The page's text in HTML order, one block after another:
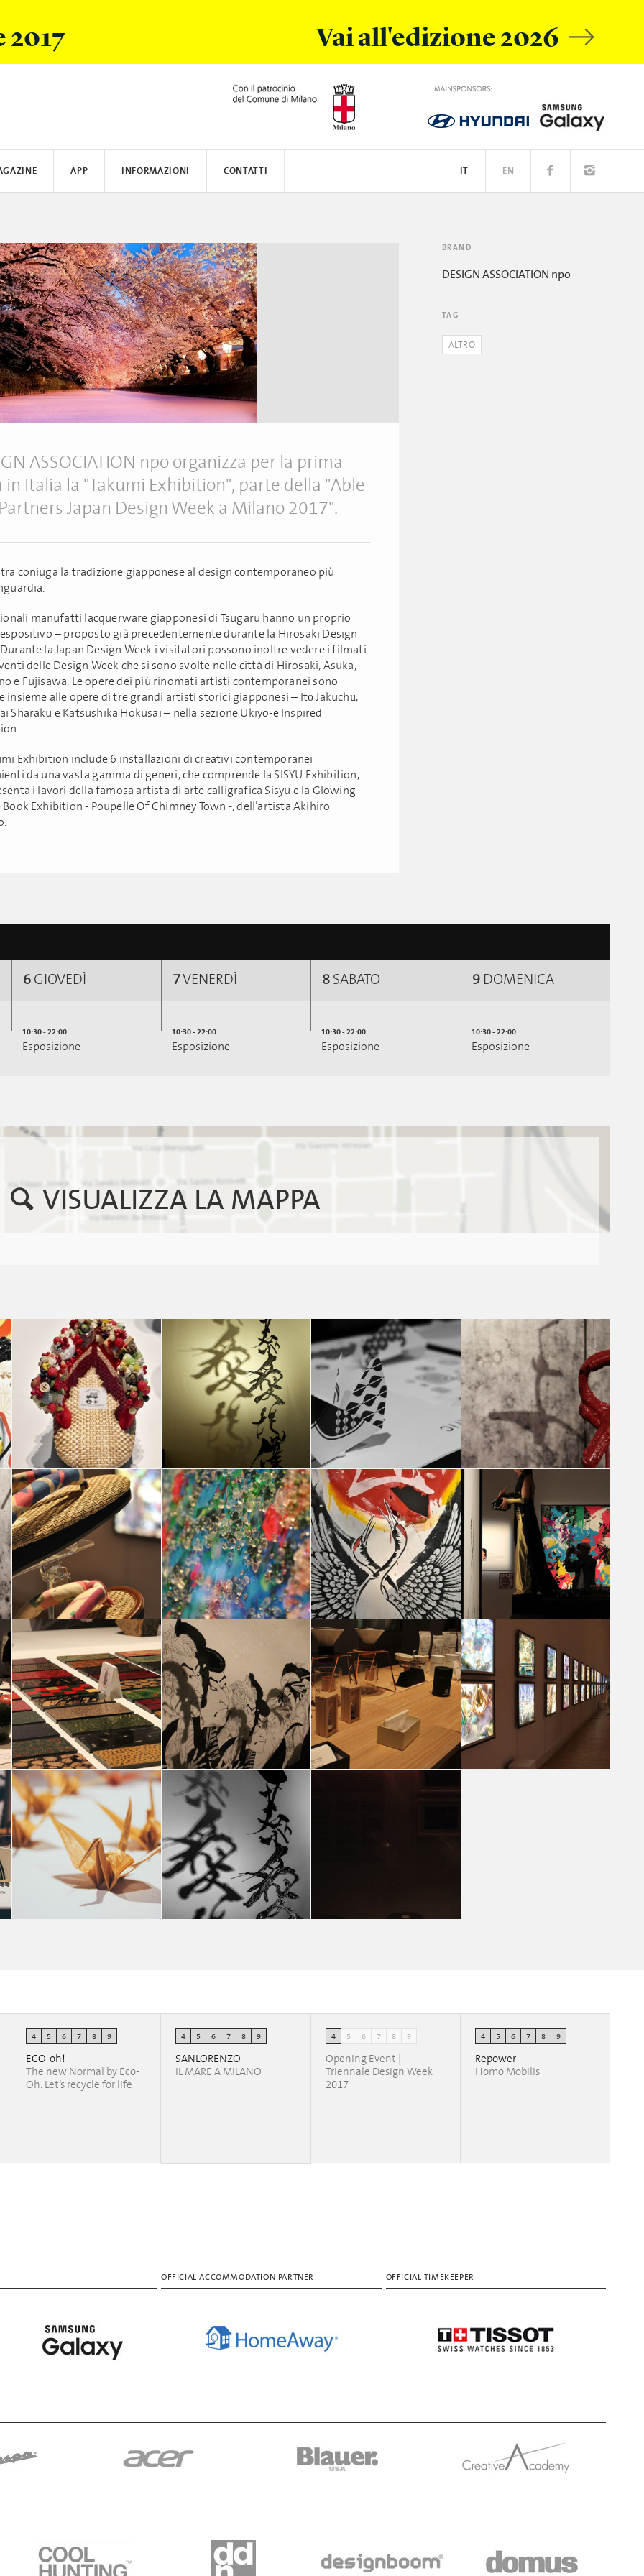
Vai all'edizione 2026
APP INFORMAZIONI CONTATTI EN
IT
ASSOCIATION npo organizza per la prima
in Italia la "Takumi Exhibition", parte della "Able
Japan Design Week a Milano 2017".
coniuga la tradizione giapponese al design contemporaneo più
manufatti lacquerware giapponesi di Tsugaru hanno un proprio
– proposto già precedentemente durante la Hirosaki Design
la Japan Design Week i visitatori possono inoltre vedere i filmati
delle Design Week che si sono svolte nelle città di Hirosaki, Asuka,
e Fujisawa. Le opere dei più rinomati artisti contemporanei sono
insieme alle opere di tre grandi artisti storici giapponesi – Itō Jakuchū,
Sharaku e Katsushika Hokusai – nella sezione Ukiyo-e Inspired
Exhibition include 6 installazioni di creativi contemporanei
da una vasta gamma di generi, che comprende la SISYU Exhibition,
i lavori della famosa artista di arte calligrafica Sisyu e la Glowing
Book Exhibition - Poupelle Of Chimney Town -, dell’artista Akihiro
BRAND
DESIGN ASSOCIATION npo
TAG
ALTRO
6GIOVEDÌ
10:30 - 22:00
Esposizione
7VENERDÌ
10:30 - 22:00
Esposizione
8 SABATO
10:30 - 22:00
Esposizione
9DOMENICA
10:30 - 22:00
Esposizione
VISUALIZZA LA MAPPA
a
ABLE AND PARTNERS JAPAN DESIGN WEEK a
MILANO 2017
Joanna Ladesma
ABLE AND PARTNERS JAPAN DESIGN WEEK a
MILANO 2017
Elisa Terbonetti
ABLE AND PARTNERS JAPAN DESIGN WEEK a
MILANO 2017
Aurora Ravasi
ABLE AND PARTNERS JAPAN DESIGN WEEK a
MILANO 2017
a
ABLE AND PARTNERS JAPAN DESIGN WEEK a
MILANO 2017
erica clerici
ABLE AND PARTNERS JAPAN DESIGN WEEK a
MILANO 2017
erica clerici
ABLE AND PARTNERS JAPAN DESIGN WEEK a
MILANO 2017
Joanna Ladesma
ABLE AND PARTNERS JAPAN DESIGN WEEK a
MILANO 2017
a
ABLE AND PARTNERS JAPAN DESIGN WEEK a
ABLE AND PARTNERS JAPAN DESIGN WEEK a
MILANO 2017
Chiara Fiorentini
ABLE AND PARTNERS JAPAN DESIGN WEEK a
MILANO 2017
Erika Sambusida
ABLE AND PARTNERS JAPAN DESIGN WEEK a
MILANO 2017
ABLE AND PARTNERS JAPAN DESIGN WEEK a
MILANO 2017
4 5 6 7 8 9
ECO-oh!
The new Normal by Eco-
Oh. Let’s recycle for life
4 5 6 7 8 9
SANLORENZO
IL MARE A MILANO
4 5 6 7 8 9
Opening Event |
Triennale Design Week
2017
4 5 6 7 8 9
Repower
Homo Mobilis
OFFICIAL ACCOMMODATION PARTNER OFFICIAL TIMEKEEPER